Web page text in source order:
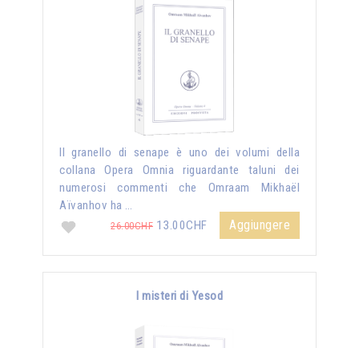
Il granello di senape è uno dei volumi della
collana Opera Omnia riguardante taluni dei
numerosi commenti che Omraam Mikhaël
Aïvanhov ha …
26.00CHF 13.00CHF Aggiungere
I misteri di Yesod